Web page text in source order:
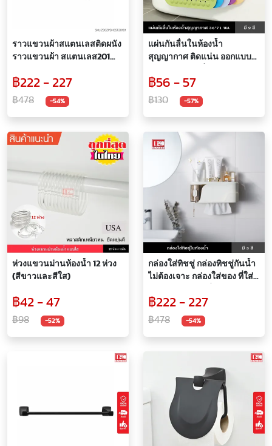
ราวแขวนผ้าสแตนเลสติดผนัง
ราวแขวนผ้า สแตนเลส201
฿222 - 227
฿478 -54%
แผ่นกันลื่นในห้องน้ำ
สุญญากาศ ติดแน่น ออกแบบ
หลากหลายลายสี
฿56 - 57
฿130 -57%
ห่วงแขวนม่านห้องน้ำ 12 ห่วง
(สีขาวและสีใส)
฿42 - 47
฿98 -52%
กล่องใส่ทิชชู่ กล่องทิชชู่กันน้ำ
ไม่ต้องเจาะ กล่องใส่ของ ที่ใส่
ห้องน้ำ มีที่วางโทรศัพท์ มีที่ใส่
สำลี
฿222 - 227
฿478 -54%